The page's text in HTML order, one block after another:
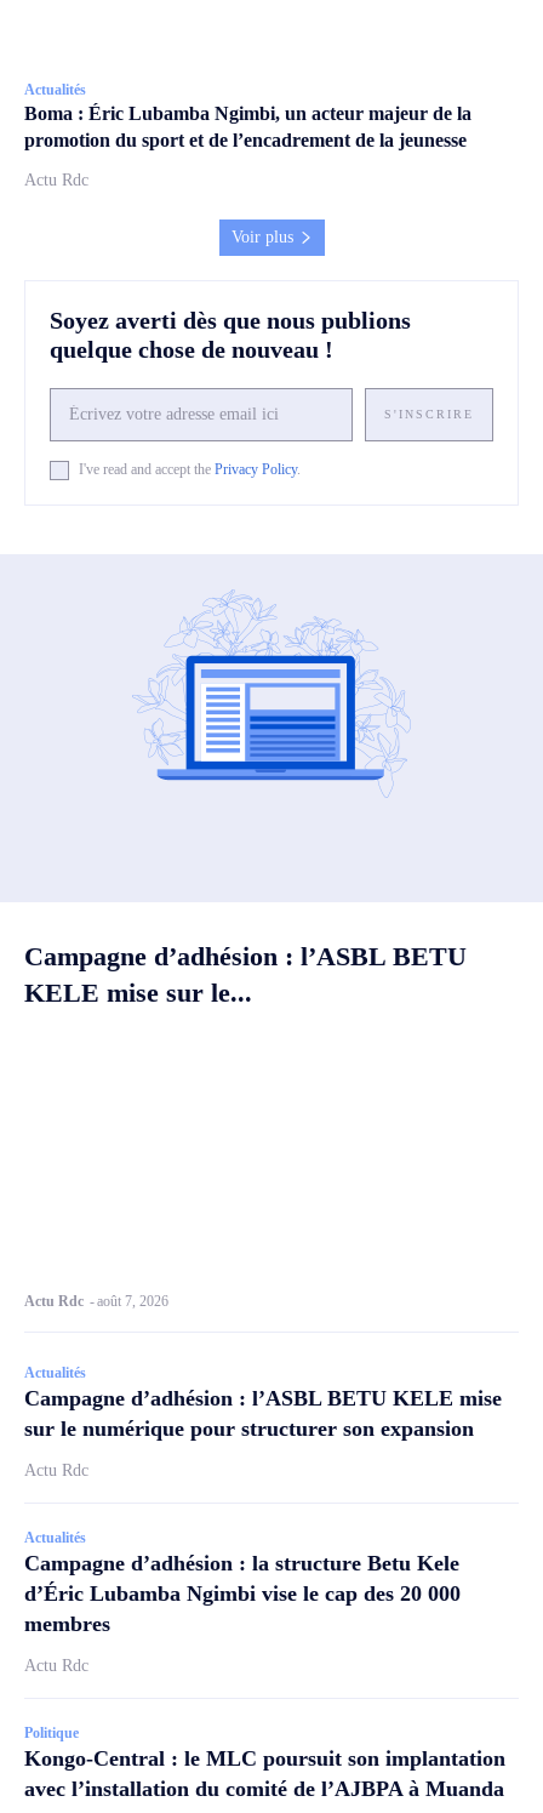
Actualités
Boma : Éric Lubamba Ngimbi, un acteur majeur de la
promotion du sport et de l’encadrement de la jeunesse
Actu Rdc
Voir plus
Soyez averti dès que nous publions
quelque chose de nouveau !
S'INSCRIRE
I've read and accept the Privacy Policy.
Campagne d’adhésion : l’ASBL BETU
KELE mise sur le...
Actu Rdc -août 7, 2026
Actualités
Campagne d’adhésion : l’ASBL BETU KELE mise
sur le numérique pour structurer son expansion
Actu Rdc
Actualités
Campagne d’adhésion : la structure Betu Kele
d’Éric Lubamba Ngimbi vise le cap des 20 000
membres
Actu Rdc
Politique
Kongo-Central : le MLC poursuit son implantation
avec l’installation du comité de l’AJBPA à Muanda